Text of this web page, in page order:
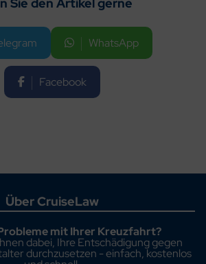
WhatsApp
Facebook
Über CruiseLaw
mit Ihrer Kreuzfahrt?
dabei, Ihre Entschädigung gegen
durchzusetzen - einfach, kostenlos